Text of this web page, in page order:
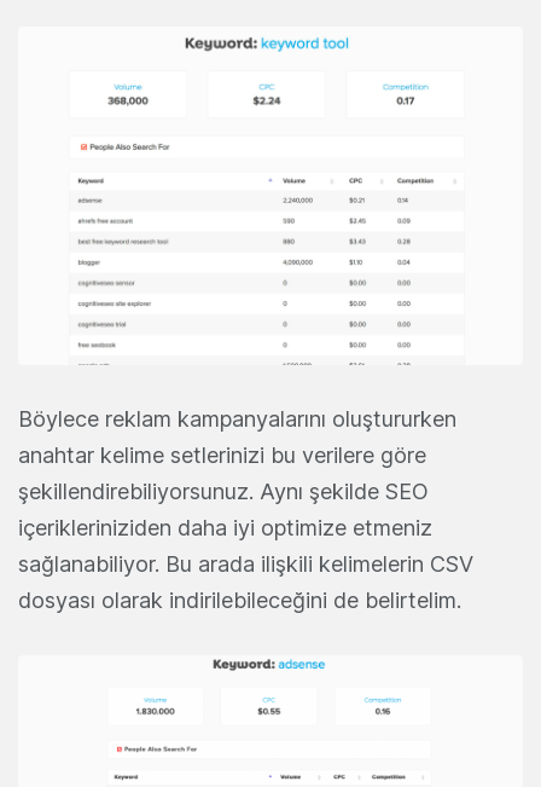
Böylece reklam kampanyalarını oluştururken
anahtar kelime setlerinizi bu verilere göre
şekillendirebiliyorsunuz. Aynı şekilde SEO
içerikleriniziden daha iyi optimize etmeniz
sağlanabiliyor. Bu arada ilişkili kelimelerin CSV
dosyası olarak indirilebileceğini de belirtelim.